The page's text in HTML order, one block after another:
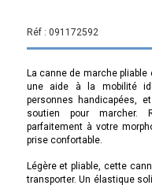
Réf : 091172592
La canne de marche
une aide à la mobilité
personnes handicapées,
soutien pour marcher.
parfaitement à votre
prise confortable.
Légère et pliable, cette
transporter. Un élastique